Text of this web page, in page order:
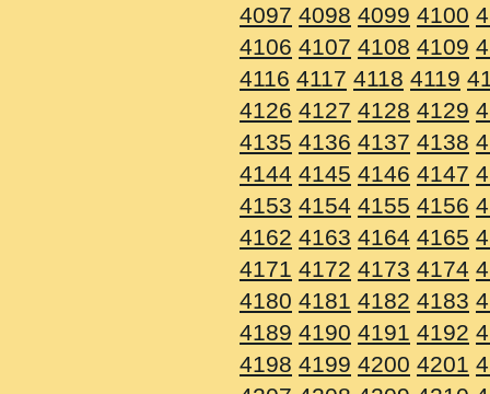
4097 4098 4099 4100
4106 4107 4108 4109
4116 4117 4118 4119
4126 4127 4128 4129
4135 4136 4137 4138
4144 4145 4146 4147
4153 4154 4155 4156
4162 4163 4164 4165
4171 4172 4173 4174
4180 4181 4182 4183
4189 4190 4191 4192
4198 4199 4200 4201